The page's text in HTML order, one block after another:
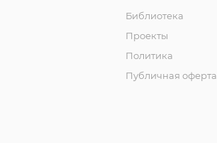
Библиотека
Проекты
Политика
Публичная оферта